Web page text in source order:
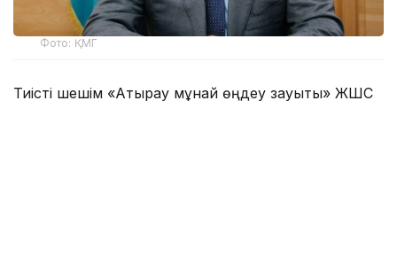
Фото: ҚМГ
Тиісті шешім «Атырау мұнай өңдеу зауыты» ЖШС